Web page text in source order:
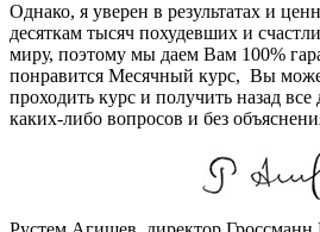
Однако, я уверен в результатах и
десяткам тысяч похудевших и
миру, поэтому мы даем Вам 100%
понравится Месячный курс, Вы
проходить курс и получить назад
каких-либо вопросов и без